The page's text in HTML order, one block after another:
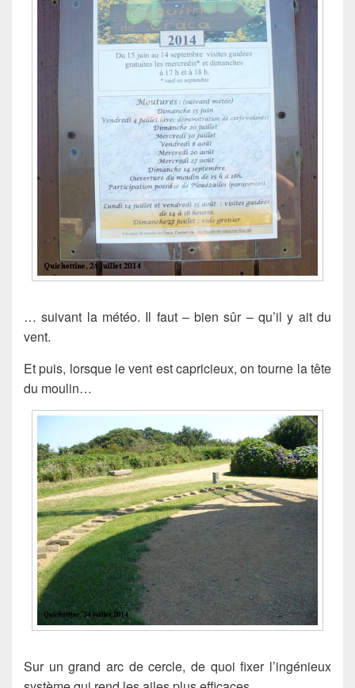
… suivant la météo. Il faut – bien sûr – qu’il y ait du
vent.
Et puis, lorsque le vent est capricieux, on tourne la tête
du moulin…
Sur un grand arc de cercle, de quoi fixer l’ingénieux